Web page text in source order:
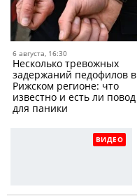
6 августа, 16:30
Несколько тревожных
задержаний педофилов в
Рижском регионе: что
известно и есть ли повод
для паники
ВИДЕО